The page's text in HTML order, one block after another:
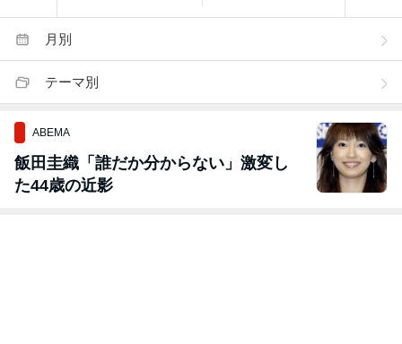
月別
テーマ別
ABEMA
飯田圭織「誰だか分からない」激変し
た44歳の近影